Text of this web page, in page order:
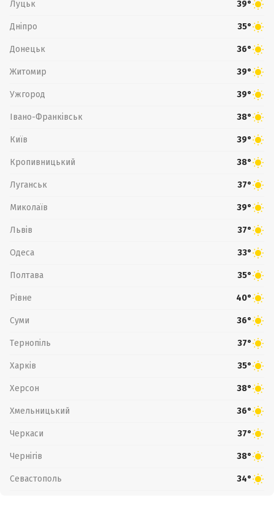
Луцьк 39°
Дніпро 35°
Донецьк 36°
Житомир 39°
Ужгород 39°
Івано-Франківськ 38°
Київ 39°
Кропивницький 38°
Луганськ 37°
Миколаїв 39°
Львів 37°
Одеса 33°
Полтава 35°
Рівне 40°
Суми 36°
Тернопіль 37°
Харків 35°
Херсон 38°
Хмельницький 36°
Черкаси 37°
Чернігів 38°
Севастополь 34°